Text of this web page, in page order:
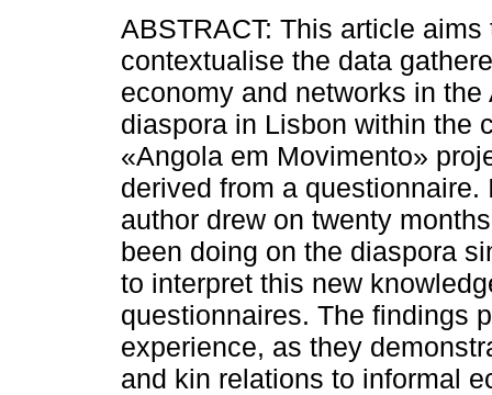
ABSTRACT: This article aims
contextualise the data
economy and networks in the
diaspora in Lisbon within the
«Angola em Movimento»
derived from a
author drew on twenty
been doing on the diaspora
to interpret this new
questionnaires. The findings
experience, as they
and kin relations to informal